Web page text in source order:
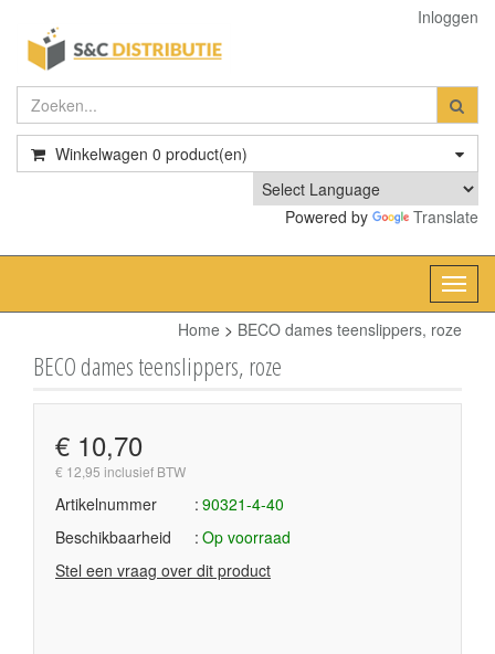
Inloggen
Winkelwagen 0 product(en)
Powered by Translate
Home > BECO dames teenslippers, roze
BECO dames teenslippers, roze
€ 10,70
€ 12,95 inclusief BTW
Artikelnummer
90321-4-40
Beschikbaarheid
Op voorraad
Stel een vraag over dit product